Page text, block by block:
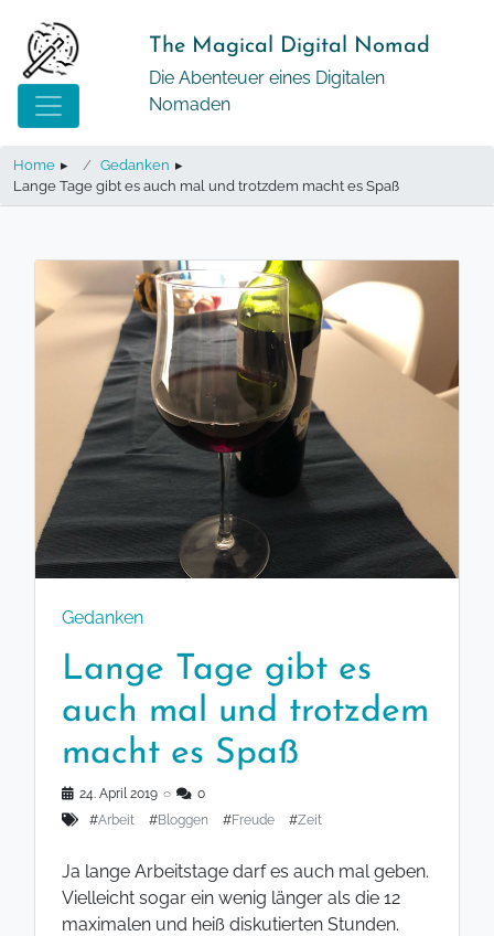
zum
Inhalt
The Magical Digital Nomad
Die Abenteuer eines Digitalen
Nomaden
Home ▸ Gedanken ▸
Lange Tage gibt es auch mal und trotzdem macht es Spaß
Gedanken
Lange Tage gibt es
auch mal und trotzdem
macht es Spaß
24. April 2019 ◌
0
#Arbeit #Bloggen #Freude #Zeit
Ja lange Arbeitstage darf es auch mal geben.
Vielleicht sogar ein wenig länger als die 12
maximalen und heiß diskutierten Stunden.